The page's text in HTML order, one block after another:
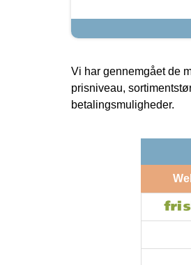
Vi har gennemgået de
prisniveau,
betalingsmuligheder.